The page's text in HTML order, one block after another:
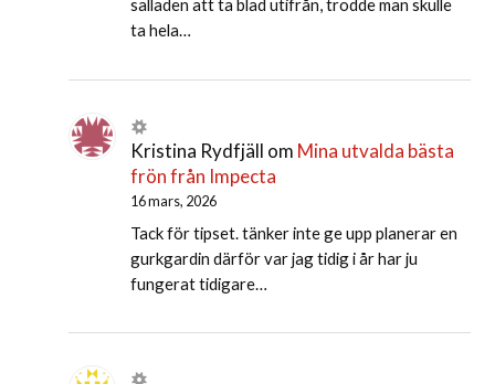
salladen att ta blad utifrån, trodde man skulle
ta hela…
Kristina Rydfjäll om Mina utvalda bästa
frön från Impecta
16 mars, 2026
Tack för tipset. tänker inte ge upp planerar en
gurkgardin därför var jag tidig i år har ju
fungerat tidigare…